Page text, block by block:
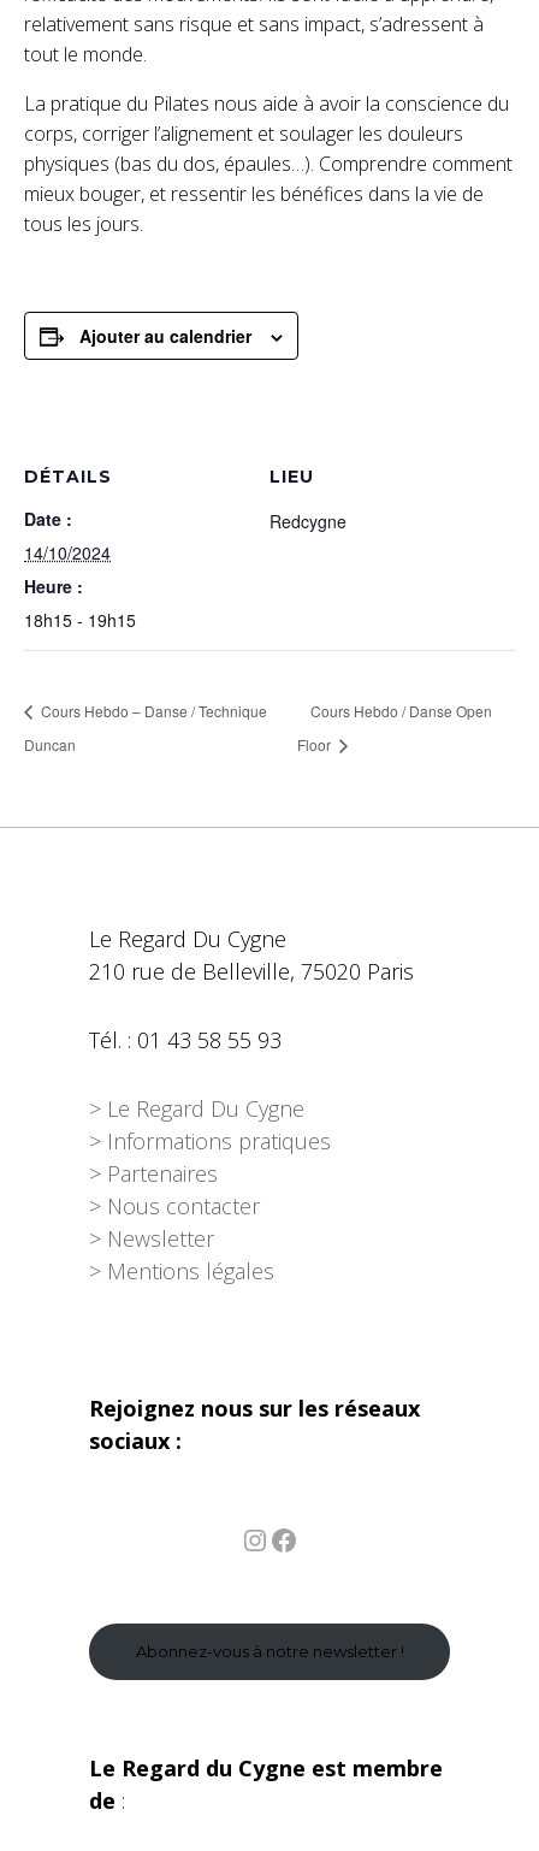
relativement sans risque et sans impact, s’adressent à
tout le monde.
La pratique du Pilates nous aide à avoir la conscience du
corps, corriger l’alignement et soulager les douleurs
physiques (bas du dos, épaules…). Comprendre comment
mieux bouger, et ressentir les bénéfices dans la vie de
tous les jours.
Ajouter au calendrier
DÉTAILS
Date :
14/10/2024
Heure :
18h15 - 19h15
LIEU
Redcygne
Cours Hebdo – Danse / Technique
Duncan
Cours Hebdo / Danse Open
Floor
Le Regard Du Cygne
210 rue de Belleville, 75020 Paris
Tél. : 01 43 58 55 93
> Le Regard Du Cygne
> Informations pratiques
> Partenaires
> Nous contacter
> Newsletter
> Mentions légales
Rejoignez nous sur les réseaux
sociaux :
InstagramFacebook
Abonnez-vous à notre newsletter !
Le Regard du Cygne est membre
de :